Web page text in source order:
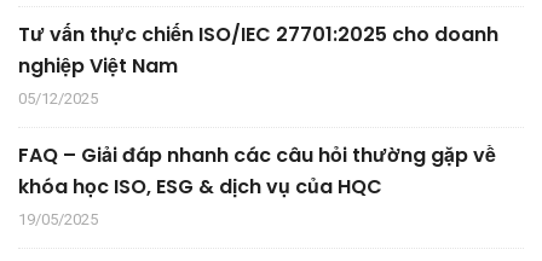
Tư vấn thực chiến ISO/IEC 27701:2025 cho doanh
nghiệp Việt Nam
05/12/2025
FAQ – Giải đáp nhanh các câu hỏi thường gặp về
khóa học ISO, ESG & dịch vụ của HQC
19/05/2025